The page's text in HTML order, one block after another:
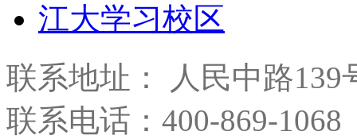
江大学习校区
联系地址： 人民中路139
联系电话：400-869-1068